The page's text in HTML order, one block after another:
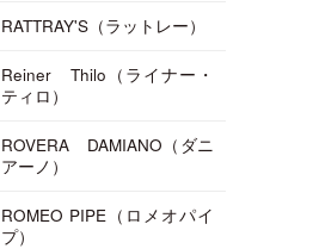
RATTRAY'S（ラットレー）
Reiner Thilo（ライナー・
ティロ）
ROVERA DAMIANO（ダニ
アーノ）
ROMEO PIPE（ロメオパイ
プ）